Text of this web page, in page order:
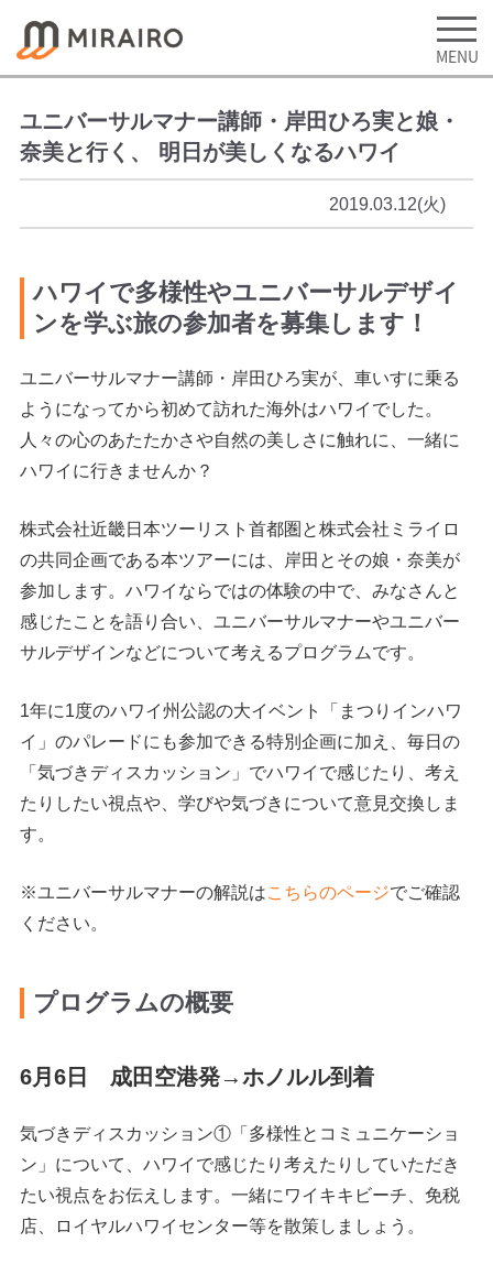
ユニバーサルマナー講師・岸田ひろ実と娘・
奈美と行く、 明日が美しくなるハワイ
2019.03.12(火)
ハワイで多様性やユニバーサルデザイ
ンを学ぶ旅の参加者を募集します！
ユニバーサルマナー講師・岸田ひろ実が、車いすに乗る
ようになってから初めて訪れた海外はハワイでした。
人々の心のあたたかさや自然の美しさに触れに、一緒に
ハワイに行きませんか？
株式会社近畿日本ツーリスト首都圏と株式会社ミライロ
の共同企画である本ツアーには、岸田とその娘・奈美が
参加します。ハワイならではの体験の中で、みなさんと
感じたことを語り合い、ユニバーサルマナーやユニバー
サルデザインなどについて考えるプログラムです。
1年に1度のハワイ州公認の大イベント「まつりインハワ
イ」のパレードにも参加できる特別企画に加え、毎日の
「気づきディスカッション」でハワイで感じたり、考え
たりしたい視点や、学びや気づきについて意見交換しま
す。
※ユニバーサルマナーの解説はこちらのページでご確認
ください。
プログラムの概要
6月6日 成田空港発→ホノルル到着
気づきディスカッション①「多様性とコミュニケーショ
ン」について、ハワイで感じたり考えたりしていただき
たい視点をお伝えします。一緒にワイキキビーチ、免税
店、ロイヤルハワイセンター等を散策しましょう。